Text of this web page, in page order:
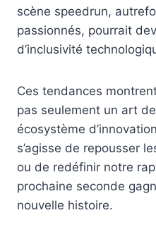
scène speedrun,
passionnés, pourrait
d’inclusivité
Ces tendances
pas seulement un art
écosystème
s’agisse de repousser
ou de redéfinir notre
prochaine seconde
nouvelle histoire.